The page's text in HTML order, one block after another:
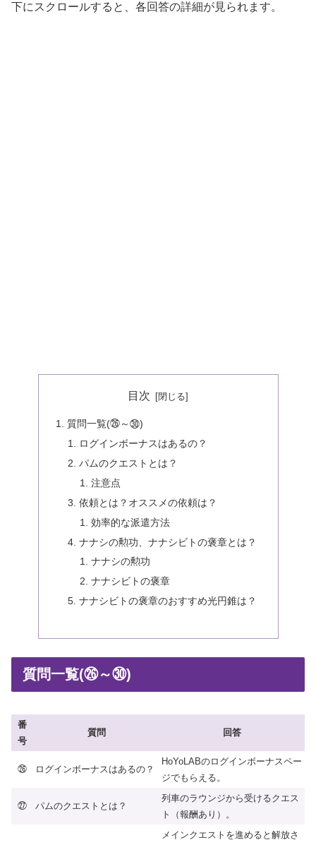
下にスクロールすると、各回答の詳細が見られます。
目次
質問一覧(㉖～㉚)
ログインボーナスはあるの？
パムのクエストとは？
注意点
依頼とは？オススメの依頼は？
効率的な派遣方法
ナナシの勲功、ナナシビトの褒章とは？
ナナシの勲功
ナナシビトの褒章
ナナシビトの褒章のおすすめ光円錐は？
質問一覧(㉖～㉚)
番
号
質問 回答
㉖ ログインボーナスはあるの？
HoYoLABのログインボーナスペー
ジでもらえる。
㉗ パムのクエストとは？
列車のラウンジから受けるクエス
ト（報酬あり）。
メインクエストを進めると解放さ